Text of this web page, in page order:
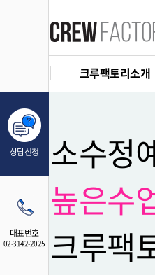
크루팩토리소개
상담신청
대표번호
02-3142-2025
소수정
높은수
크루팩